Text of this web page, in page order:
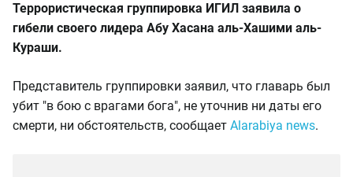
Террористическая группировка ИГИЛ заявила о
гибели своего лидера Абу Хасана аль-Хашими аль-
Кураши.
Представитель группировки заявил, что главарь был
убит "в бою с врагами бога", не уточнив ни даты его
смерти, ни обстоятельств, сообщает Alarabiya news.